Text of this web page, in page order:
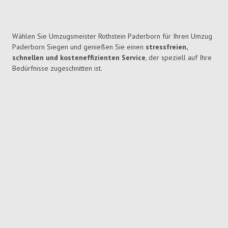
Wählen Sie Umzugsmeister Rothstein Paderborn für Ihren Umzug
Paderborn Siegen und genießen Sie einen stressfreien,
schnellen und kosteneffizienten Service, der speziell auf Ihre
Bedürfnisse zugeschnitten ist.